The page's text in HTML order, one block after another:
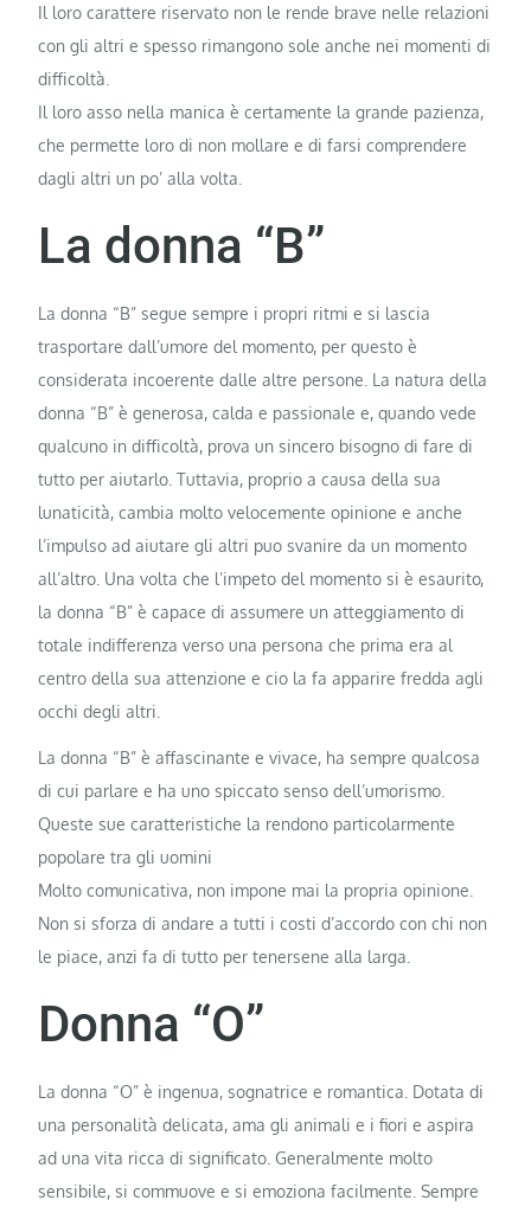
Il loro carattere riservato non le rende brave nelle relazioni
con gli altri e spesso rimangono sole anche nei momenti di
difficoltà.
Il loro asso nella manica è certamente la grande pazienza,
che permette loro di non mollare e di farsi comprendere
dagli altri un po’ alla volta.
La donna “B”
La donna “B” segue sempre i propri ritmi e si lascia
trasportare dall’umore del momento, per questo è
considerata incoerente dalle altre persone. La natura della
donna “B” è generosa, calda e passionale e, quando vede
qualcuno in difficoltà, prova un sincero bisogno di fare di
tutto per aiutarlo. Tuttavia, proprio a causa della sua
lunaticità, cambia molto velocemente opinione e anche
l’impulso ad aiutare gli altri puo svanire da un momento
all’altro. Una volta che l’impeto del momento si è esaurito,
la donna “B” è capace di assumere un atteggiamento di
totale indifferenza verso una persona che prima era al
centro della sua attenzione e cio la fa apparire fredda agli
occhi degli altri.
La donna “B” è affascinante e vivace, ha sempre qualcosa
di cui parlare e ha uno spiccato senso dell’umorismo.
Queste sue caratteristiche la rendono particolarmente
popolare tra gli uomini
Molto comunicativa, non impone mai la propria opinione.
Non si sforza di andare a tutti i costi d’accordo con chi non
le piace, anzi fa di tutto per tenersene alla larga.
Donna “O”
La donna “O” è ingenua, sognatrice e romantica. Dotata di
una personalità delicata, ama gli animali e i fiori e aspira
ad una vita ricca di significato. Generalmente molto
sensibile, si commuove e si emoziona facilmente. Sempre